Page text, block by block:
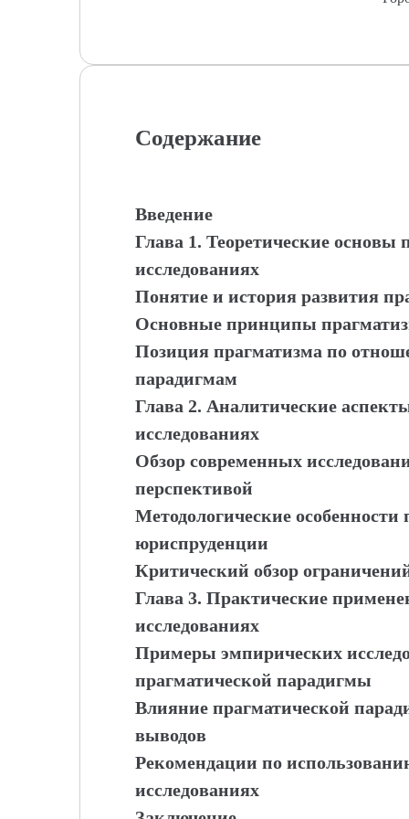
Содержание
Введение
Глава 1. Теоретические
исследованиях
Понятие и история развития
Основные принципы
Позиция прагматизма по
парадигмам
Глава 2. Аналитические
исследованиях
Обзор современных
перспективой
Методологические особенности
юриспруденции
Критический обзор
Глава 3. Практические
исследованиях
Примеры эмпирических
прагматической парадигмы
Влияние прагматической
выводов
Рекомендации по
исследованиях